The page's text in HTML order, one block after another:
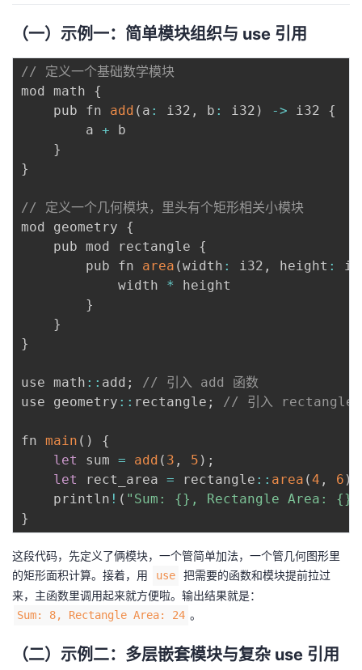
（一）示例一：简单模块组织与 use 引用
// 定义一个基础数学模块
mod math {
    pub fn
add ( a : i32 , b : i32 ) -> i32 {
        a
+ b
}
}
// 定义一个几何模块，里头有个矩形相关小模块
mod geometry {
    pub mod rectangle
{
        pub fn
area (width : i32 , height :
            width
*
height
}
}
}
use math : : add ;
// 引入 add 函数
use geometry : : rectangle ; // 引入 rectangle
fn main ( )
{
let
sum = add ( 3 , 5 ) ;
let
rect_area = rectangle : : area (4 , 6 )
    println
! ( "Sum: {}, Rectangle Area: {}"
}
这段代码，先定义了俩模块，一个管简单加法，一个管几何图形里
的矩形面积计算。接着，用
use
把需要的函数和模块提前拉过
来，主函数里调用起来就方便啦。输出结果就是：
Sum: 8, Rectangle Area: 24 。
（二）示例二：多层嵌套模块与复杂 use 引用